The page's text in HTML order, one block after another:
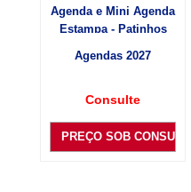
Agenda e Mini Agenda
Estampa - Patinhos
Agendas 2027
Consulte
PREÇO SOB CONSULTA